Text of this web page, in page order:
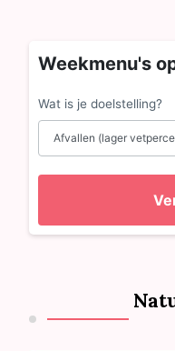
Weekmenu's
Wat is je doelstelling?